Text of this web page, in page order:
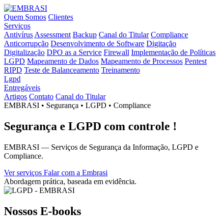
Quem Somos Clientes
Serviços
Antivírus Assessment Backup Canal do Titular Compliance
Anticorrupção Desenvolvimento de Software Digitação
Digitalização DPO as a Service Firewall Implementação de Políticas
LGPD Mapeamento de Dados Mapeamento de Processos Pentest
RIPD Teste de Balanceamento Treinamento
Lgpd
Entregáveis
Artigos Contato Canal do Titular
EMBRASI • Segurança • LGPD • Compliance
Segurança e LGPD com controle !
EMBRASI — Serviços de Segurança da Informação, LGPD e
Compliance.
Ver serviços Falar com a Embrasi
Abordagem prática, baseada em evidência.
Nossos E-books